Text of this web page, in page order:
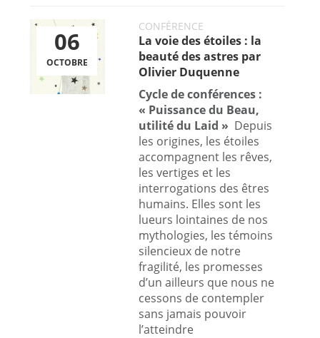
CONFÉRENCE
06
OCTOBRE
La voie des étoiles : la
beauté des astres par
Olivier Duquenne
Cycle de conférences :
« Puissance du Beau,
utilité du Laid » Depuis
les origines, les étoiles
accompagnent les rêves,
les vertiges et les
interrogations des êtres
humains. Elles sont les
lueurs lointaines de nos
mythologies, les témoins
silencieux de notre
fragilité, les promesses
d’un ailleurs que nous ne
cessons de contempler
sans jamais pouvoir
l’atteindre